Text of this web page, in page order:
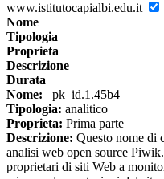
www.istitutocapialbi.edu.it
Nome
Tipologia
Proprieta
Descrizione
Durata
Nome: _pk_id.1.45b4
Tipologia: analitico
Proprieta: Prima parte
Descrizione: Questo nome di
analisi web open source
proprietari di siti Web a